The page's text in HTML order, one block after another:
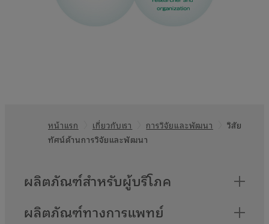
Footer
หน้าแรก เกี่ยวกับเรา การวิจัยและพัฒนา
วิสัย
ทัศน์ด้านการวิจัยและพัฒนา
Quick Links
ผลิตภัณฑ์สำหรับผู้บริโภค
ผลิตภัณฑ์ทางการแพทย์